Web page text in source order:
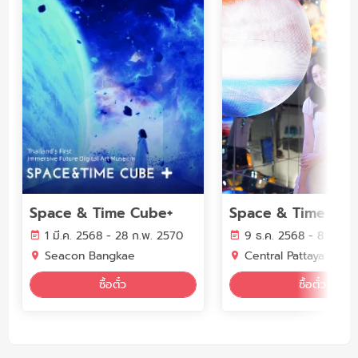
Space & Time Cube+
1 มี.ค. 2568 - 28 ก.พ. 2570
Seacon Bangkae
ซื้อตั๋ว
9 ธ.ค. 2568 - 8 ธ.ค.
Central Pattaya
ซื้อตั๋ว